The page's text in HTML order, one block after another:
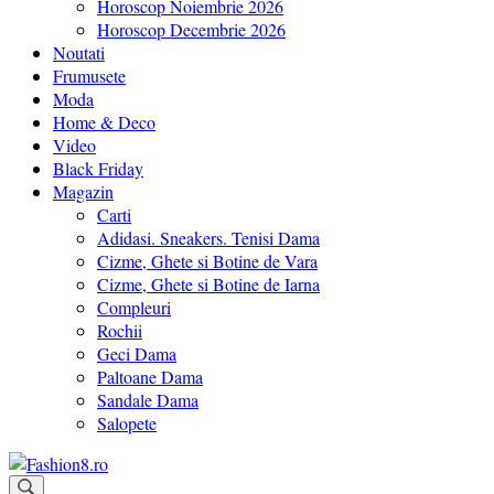
Horoscop Noiembrie 2026
Horoscop Decembrie 2026
Noutati
Frumusete
Moda
Home & Deco
Video
Black Friday
Magazin
Carti
Adidasi. Sneakers. Tenisi Dama
Cizme, Ghete si Botine de Vara
Cizme, Ghete si Botine de Iarna
Compleuri
Rochii
Geci Dama
Paltoane Dama
Sandale Dama
Salopete